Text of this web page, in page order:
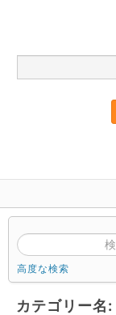
高度な検索
カテゴリー名